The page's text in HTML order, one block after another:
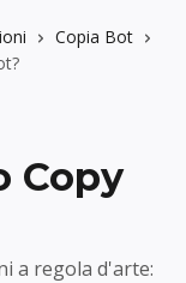
Copia Bot
Copy
a regola d'arte: